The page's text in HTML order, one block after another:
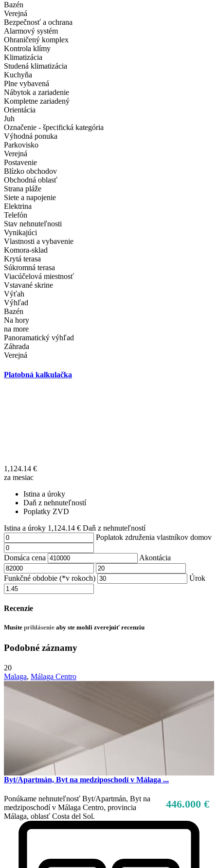
Bazén
Verejná
Bezpečnosť a ochrana
Alarmový systém
Ohraničený komplex
Kontrola klímy
Klimatizácia
Studená klimatizácia
Kuchyňa
Plne vybavená
Nábytok a zariadenie
Kompletne zariadený
Orientácia
Juh
Označenie - špecifická kategória
Výhodná ponuka
Parkovisko
Verejná
Postavenie
Blízko obchodov
Obchodná oblasť
Strana pláže
Siete a napojenie
Elektrina
Telefón
Stav nehnuteľnosti
Vynikajúci
Vlastnosti a vybavenie
Komora-sklad
Krytá terasa
Súkromná terasa
Viacúčelová miestnosť
Vstavané skrine
Výťah
Výhľad
Bazén
Na hory
na more
Panoramatický výhľad
Záhrada
Verejná
Platobná kalkulačka
1,124.14 €
za mesiac
Istina a úroky
Daň z nehnuteľností
Poplatky ZVD
Istina a úroky 1,124.14 € Daň z nehnuteľností
Poplatok združenia vlastníkov domov
Domáca cena Akontácia
Funkčné obdobie (*v rokoch) Úrok
Recenzie
Musíte prihlásenie aby ste mohli zverejniť recenziu
Podobné záznamy
20
Malaga, Málaga Centro
Byt/Apartmán, Byt na medziposchodí v Málaga ...
446.000 €
Ponúkame nehnuteľnosť Byt/Apartmán, Byt na
medziposchodí v Málaga Centro, provincia
Málaga, oblasť Costa del Sol.